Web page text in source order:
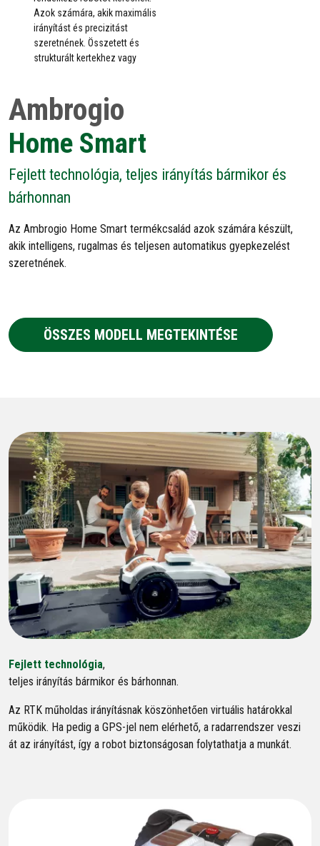
Azok számára, akik maximális
irányítást és precizitást
szeretnének. Összetett és
strukturált kertekhez vagy
Ambrogio
Home Smart
Fejlett technológia, teljes irányítás bármikor és
bárhonnan
Az Ambrogio Home Smart termékcsalád azok számára készült,
akik intelligens, rugalmas és teljesen automatikus gyepkezelést
szeretnének.
ÖSSZES MODELL MEGTEKINTÉSE
Fejlett technológia,
teljes irányítás bármikor és bárhonnan.
Az RTK műholdas irányításnak köszönhetően virtuális határokkal
működik. Ha pedig a GPS-jel nem elérhető, a radarrendszer veszi
át az irányítást, így a robot biztonságosan folytathatja a munkát.